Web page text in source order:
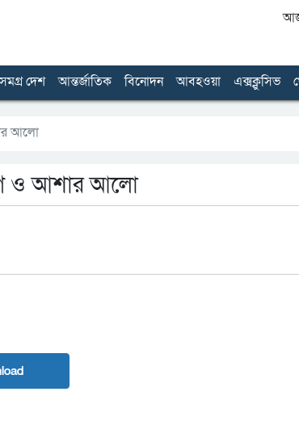
আজ
সমগ্র দেশ আন্তর্জাতিক বিনোদন আবহওয়া এক্সক্লুসিভ
আলো
ও আশার আলো